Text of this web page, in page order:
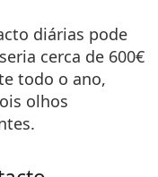
diárias pode
cerca de 600€
todo o ano,
olhos